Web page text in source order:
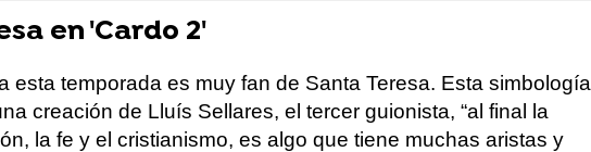
en 'Cardo 2'
esta temporada es muy fan de Santa Teresa. Esta simbología
creación de Lluís Sellares, el tercer guionista, “al final la
la fe y el cristianismo, es algo que tiene muchas aristas y